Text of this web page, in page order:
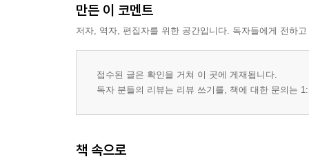
만든 이 코멘트
저자, 역자, 편집자를 위한 공간입니다. 독자들에게 전하
접수된 글은 확인을 거쳐 이 곳에 게재됩니다.
독자 분들의 리뷰는 리뷰 쓰기를, 책에 대한 문의는
책 속으로